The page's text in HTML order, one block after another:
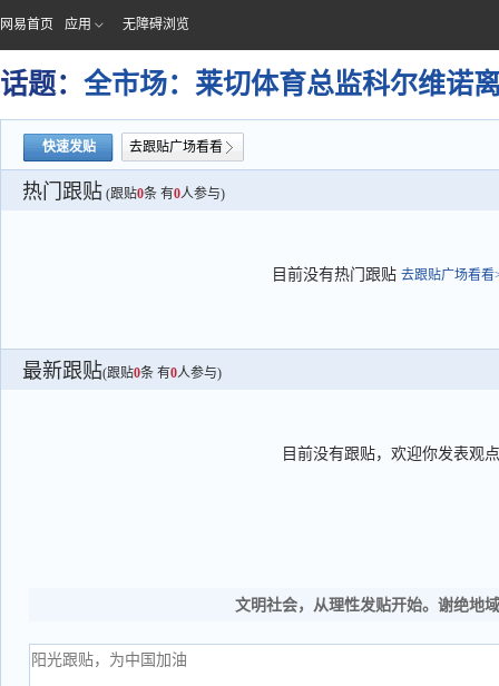
网易首页 应用 无障碍浏览
话题： 全市场：莱切体育总监科尔维诺
快速发贴 去跟贴广场看看
热门跟贴 (跟贴0条 有0人参与)
目前没有热门跟贴 去跟贴广场看看
最新跟贴(跟贴0条 有0人参与)
目前没有跟贴，欢迎你发表观点
文明社会，从理性发贴开始。谢绝地